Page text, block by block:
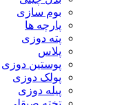
بوم سازی
پارچه ها
پته دوزی
پلاس
پوستین دوزی
پولک دوزی
پیله دوزی